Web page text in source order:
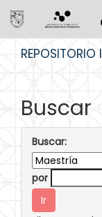
Buscar
Buscar:
por